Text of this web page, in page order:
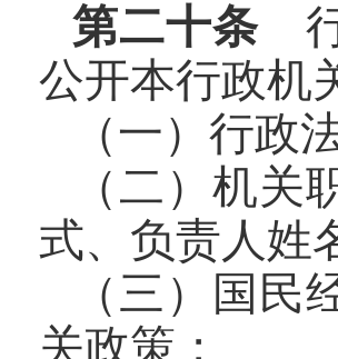
第二十条行
公开本行政机
（一）行政
（二）机
式、负责人姓
（三）国
关政策；